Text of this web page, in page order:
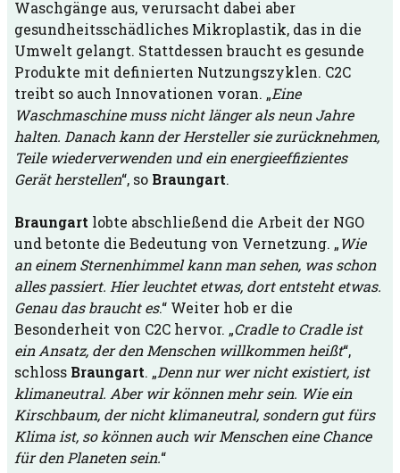
Waschgänge aus, verursacht dabei aber
gesundheitsschädliches Mikroplastik, das in die
Umwelt gelangt. Stattdessen braucht es gesunde
Produkte mit definierten Nutzungszyklen. C2C
treibt so auch Innovationen voran. „Eine
Waschmaschine muss nicht länger als neun Jahre
halten. Danach kann der Hersteller sie zurücknehmen,
Teile wiederverwenden und ein energieeffizientes
Gerät herstellen“, so Braungart.
Braungart lobte abschließend die Arbeit der NGO
und betonte die Bedeutung von Vernetzung. „Wie
an einem Sternenhimmel kann man sehen, was schon
alles passiert. Hier leuchtet etwas, dort entsteht etwas.
Genau das braucht es.“ Weiter hob er die
Besonderheit von C2C hervor. „Cradle to Cradle ist
ein Ansatz, der den Menschen willkommen heißt“,
schloss Braungart. „Denn nur wer nicht existiert, ist
klimaneutral. Aber wir können mehr sein. Wie ein
Kirschbaum, der nicht klimaneutral, sondern gut fürs
Klima ist, so können auch wir Menschen eine Chance
für den Planeten sein.“